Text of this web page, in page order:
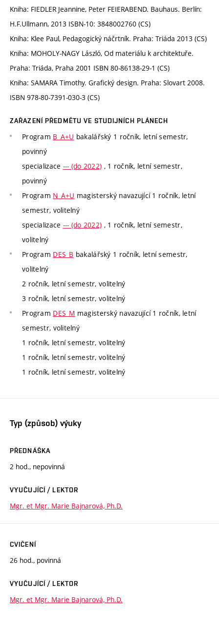
Kniha: FIEDLER Jeannine, Peter FEIERABEND. Bauhaus. Berlín:
H.F.Ullmann, 2013 ISBN-10: 3848002760 (CS)
Kniha: Klee Paul, Pedagogický náčrtník. Praha: Triáda 2013 (CS)
Kniha: MOHOLY-NAGY László, Od materiálu k architektuře.
Praha: Triáda, Praha 2001 ISBN 80-86138-29-1 (CS)
Kniha: SAMARA Timothy. Grafický design. Praha: Slovart 2008.
ISBN 978-80-7391-030-3 (CS)
ZAŘAZENÍ PŘEDMĚTU VE STUDIJNÍCH PLÁNECH
Program B_A+U bakalářský 1 ročník, letní semestr,
povinný
specializace --- (do 2022) , 1 ročník, letní semestr,
povinný
Program N_A+U magisterský navazující 1 ročník, letní
semestr, volitelný
specializace --- (do 2022) , 1 ročník, letní semestr,
volitelný
Program DES_B bakalářský 1 ročník, letní semestr,
volitelný
2 ročník, letní semestr, volitelný
3 ročník, letní semestr, volitelný
Program DES_M magisterský navazující 1 ročník, letní
semestr, volitelný
1 ročník, letní semestr, volitelný
1 ročník, letní semestr, volitelný
1 ročník, letní semestr, volitelný
Typ (způsob) výuky
PŘEDNÁŠKA
2 hod., nepovinná
VYUČUJÍCÍ / LEKTOR
Mgr. et Mgr. Marie Bajnarová, Ph.D.
CVIČENÍ
26 hod., povinná
VYUČUJÍCÍ / LEKTOR
Mgr. et Mgr. Marie Bajnarová, Ph.D.